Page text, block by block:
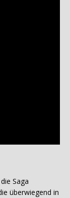
Saga
überwiegend in